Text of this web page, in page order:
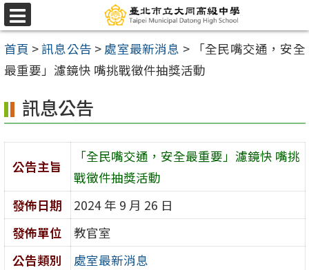
跳
至
主
要
容
區
選
單
首頁 >訊息公告 > 處室最新消息 > 「全民嘴交通，安全
最重要」濾鏡快 嘴挑戰徵件抽獎活動
訊息公告
公告主旨
「全民嘴交通，安全最重要」濾鏡快 嘴挑
戰徵件抽獎活動
發佈日期
2024 年 9 月 26 日
發佈單位
教官室
公告類別
處室最新消息